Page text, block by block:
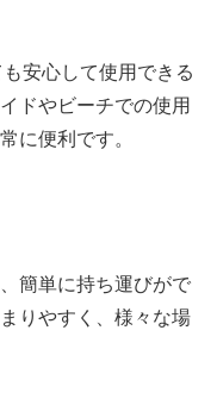
安心して使用できる
ドやビーチでの使用
に便利です。
簡単に持ち運びがで
りやすく、様々な場